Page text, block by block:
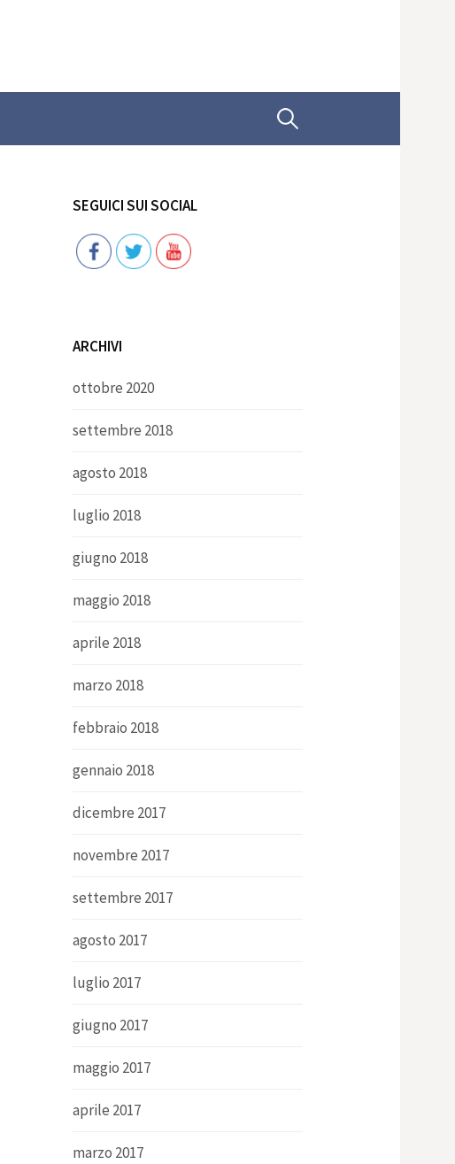
Ricerca
SEGUICI SUI SOCIAL
Follow
ARCHIVI
ottobre 2020
settembre 2018
agosto 2018
luglio 2018
giugno 2018
maggio 2018
aprile 2018
marzo 2018
febbraio 2018
gennaio 2018
dicembre 2017
novembre 2017
settembre 2017
agosto 2017
luglio 2017
giugno 2017
maggio 2017
aprile 2017
marzo 2017